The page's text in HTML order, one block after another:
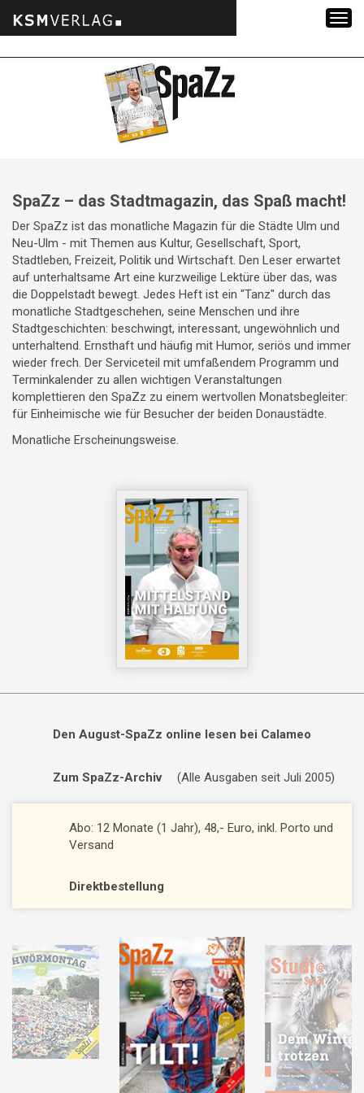
SpaZz – das Stadtmagazin, das Spaß macht!
Der SpaZz ist das monatliche Magazin für die Städte Ulm und
Neu-Ulm - mit Themen aus Kultur, Gesellschaft, Sport,
Stadtleben, Freizeit, Politik und Wirtschaft. Den Leser erwartet
auf unterhaltsame Art eine kurzweilige Lektüre über das, was
die Doppelstadt bewegt. Jedes Heft ist ein "Tanz" durch das
monatliche Stadtgeschehen, seine Menschen und ihre
Stadtgeschichten: beschwingt, interessant, ungewöhnlich und
unterhaltend. Ernsthaft und häufig mit Humor, seriös und immer
wieder frech. Der Serviceteil mit umfaßendem Programm und
Terminkalender zu allen wichtigen Veranstaltungen
komplettieren den SpaZz zu einem wertvollen Monatsbegleiter:
für Einheimische wie für Besucher der beiden Donaustädte.
Monatliche Erscheinungsweise.
Den August-SpaZz online lesen bei Calameo
Zum SpaZz-Archiv (Alle Ausgaben seit Juli 2005)
Abo: 12 Monate (1 Jahr), 48,- Euro, inkl. Porto und
Versand
Direktbestellung